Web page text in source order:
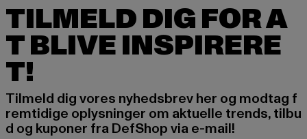
TILMELD DIG FOR A
T BLIVE INSPIRERE
T!
Tilmeld dig vores nyhedsbrev her og modtag f
remtidige oplysninger om aktuelle trends, tilbu
d og kuponer fra DefShop via e-mail!